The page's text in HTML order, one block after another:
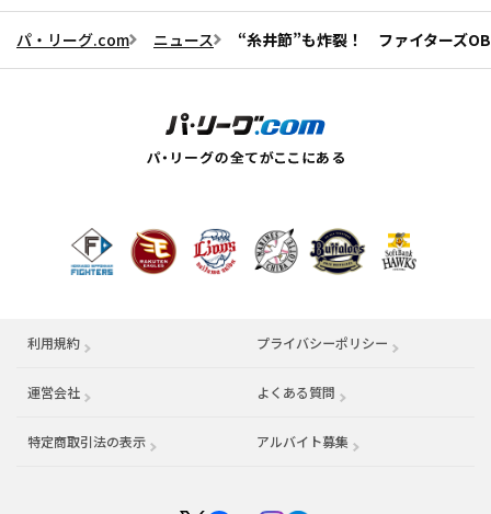
パ・リーグ.com ニュース “糸井節”も炸裂！ ファイターズ
利用規約 プライバシーポリシー
運営会社 （別ウィンドウで開く） よくある質問
特定商取引法の表示 アルバイト募集 （別ウィンドウで開く